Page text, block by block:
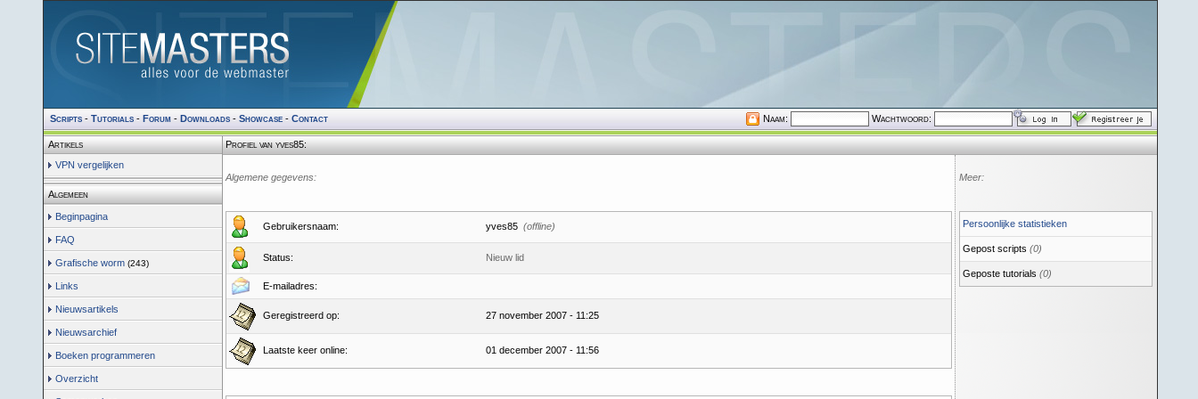
Scripts- Tutorials- Forum- Downloads- Showcase- Contact Naam: Wachtwoord:
Artikels
VPN vergelijken
Algemeen
Beginpagina
FAQ
Grafische worm (243)
Links
Nieuwsartikels
Nieuwsarchief
Boeken programmeren
Overzicht
Profiel van yves85:
Algemene gegevens:
Gebruikersnaam: yves85 (offline)
Status: Nieuw lid
E-mailadres:
Geregistreerd op: 27 november 2007 - 11:25
Laatste keer online: 01 december 2007 - 11:56
Meer:
Persoonlijke statistieken
Gepost scripts (0)
Geposte tutorials (0)